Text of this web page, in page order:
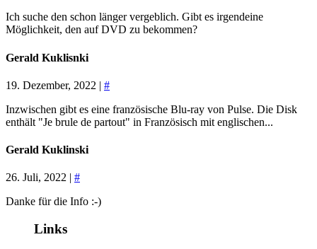
Ich suche den schon länger vergeblich. Gibt es irgendeine
Möglichkeit, den auf DVD zu bekommen?
Gerald Kuklisnki
19. Dezember, 2022 | #
Inzwischen gibt es eine französische Blu-ray von Pulse. Die Disk
enthält "Je brule de partout" in Französisch mit englischen...
Gerald Kuklinski
26. Juli, 2022 | #
Danke für die Info :-)
Links